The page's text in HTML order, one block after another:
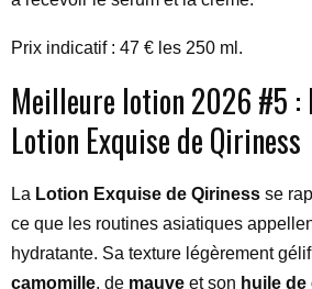
Prix indicatif : 47 € les 250 ml.
Meilleure lotion 2026 #5
Lotion Exquise de Qiriness
La Lotion Exquise de Qiriness se
ce que les routines asiatiques
hydratante. Sa texture légèrement
camomille, de mauve et son huile de